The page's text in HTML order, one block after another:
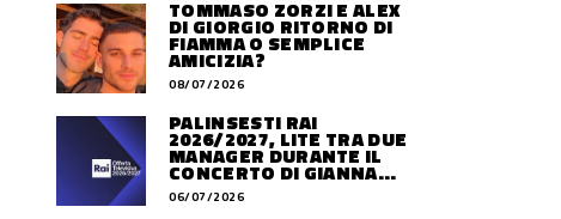
TOMMASO ZORZI E ALEX
DI GIORGIO RITORNO DI
FIAMMA O SEMPLICE
AMICIZIA?
08/07/2026
PALINSESTI RAI
2026/2027, LITE TRA DUE
MANAGER DURANTE IL
CONCERTO DI GIANNA
NANNINI
06/07/2026